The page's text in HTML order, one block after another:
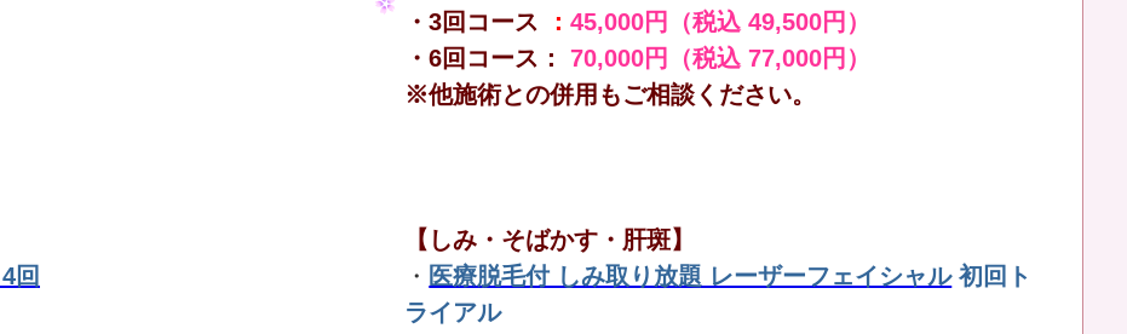
・3回コース ：45,000円（税込 49,500円）
・6回コース：
70,000円（税込 77,000円）
※他施術との併用もご相談ください。
回
【しみ・そばかす・肝斑】
・ 医療脱毛付 しみ取り放題 レーザーフェイシャル 初回ト
ライアル